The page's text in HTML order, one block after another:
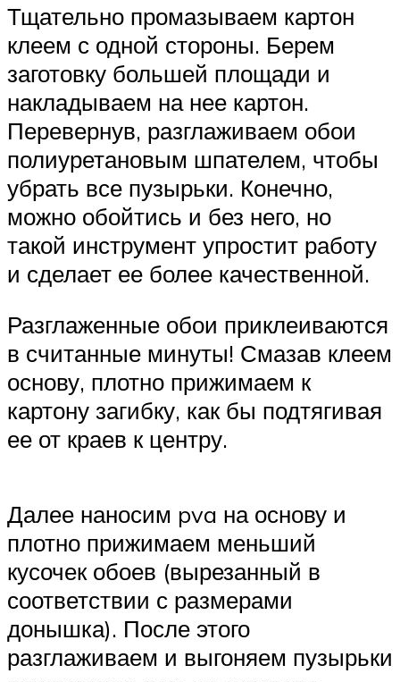
Тщательно промазываем картон
клеем с одной стороны. Берем
заготовку большей площади и
накладываем на нее картон.
Перевернув, разглаживаем обои
полиуретановым шпателем, чтобы
убрать все пузырьки. Конечно,
можно обойтись и без него, но
такой инструмент упростит работу
и сделает ее более качественной.
Разглаженные обои приклеиваются
в считанные минуты! Смазав клеем
основу, плотно прижимаем к
картону загибку, как бы подтягивая
ее от краев к центру.
Далее наносим pva на основу и
плотно прижимаем меньший
кусочек обоев (вырезанный в
соответствии с размерами
донышка). После этого
разглаживаем и выгоняем пузырьки